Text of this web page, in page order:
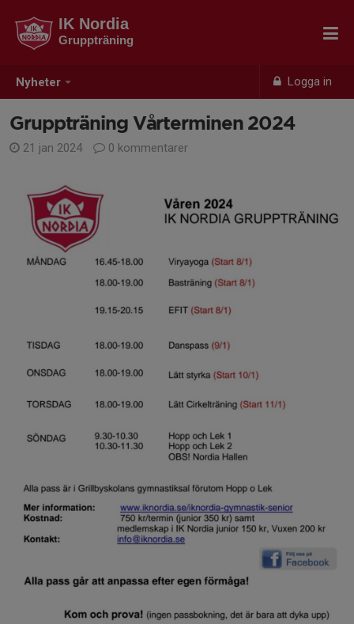
Nyheter Logga in
IK Nordia
Gruppträning
Gruppträning Vårterminen 2024
21 jan 2024 0 kommentarer